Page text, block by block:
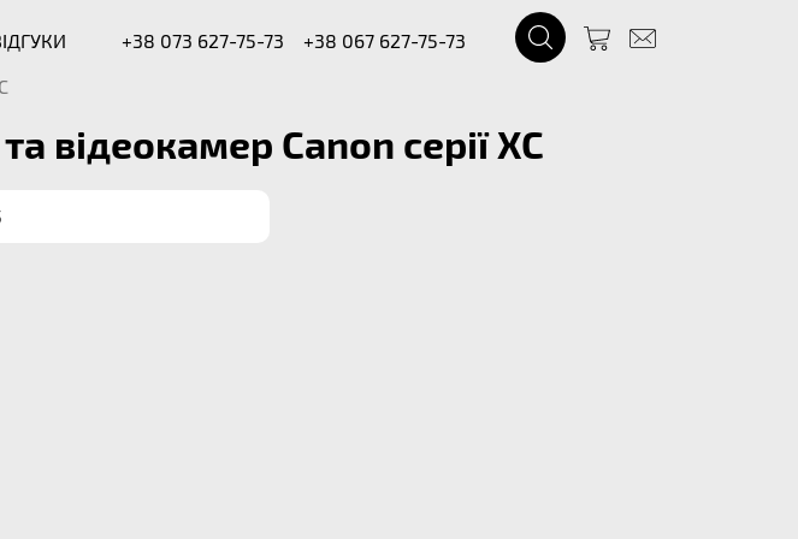
+38 073 627-75-73
+38 067 627-75-73
відеокамер Canon серії XC